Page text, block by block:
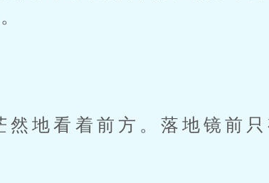
地看着前方。落地镜前只